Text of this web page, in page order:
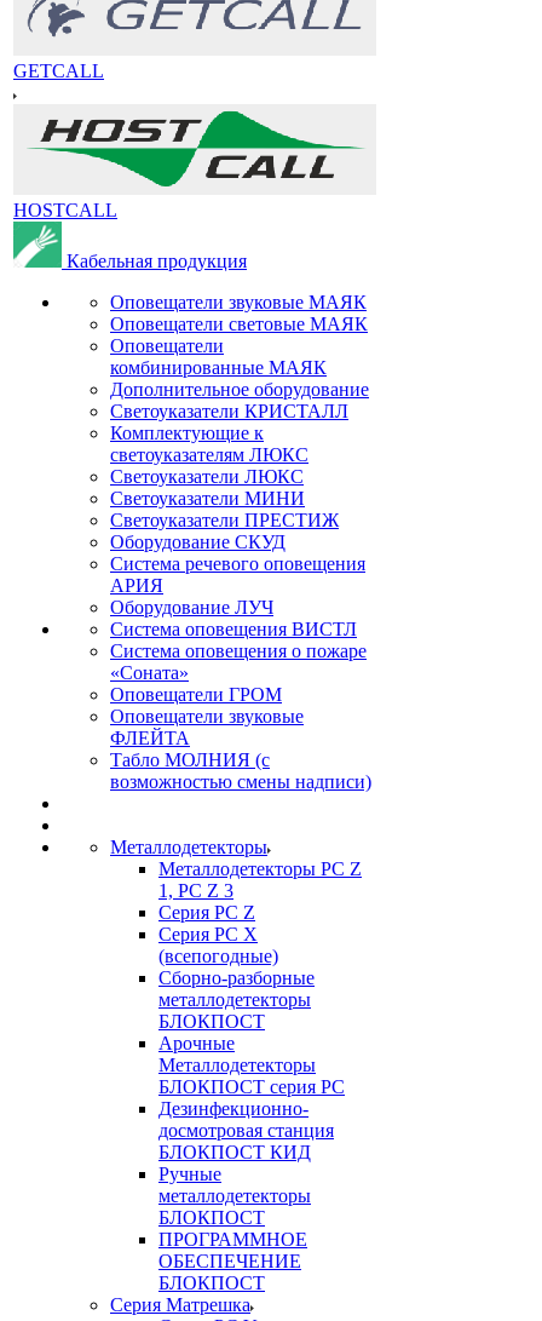
GETCALL
HOSTCALL
Кабельная продукция
Оповещатели звуковые МАЯК
Оповещатели световые МАЯК
Оповещатели
комбинированные МАЯК
Дополнительное оборудование
Светоуказатели КРИСТАЛЛ
Комплектующие к
светоуказателям ЛЮКС
Светоуказатели ЛЮКС
Светоуказатели МИНИ
Светоуказатели ПРЕСТИЖ
Оборудование СКУД
Система речевого оповещения
АРИЯ
Оборудование ЛУЧ
Система оповещения ВИСТЛ
Система оповещения о пожаре
«Соната»
Оповещатели ГРОМ
Оповещатели звуковые
ФЛЕЙТА
Табло МОЛНИЯ (с
возможностью смены надписи)
Металлодетекторы
Металлодетекторы РС Z
1, PC Z 3
Серия РС Z
Серия РС X
(всепогодные)
Сборно-разборные
металлодетекторы
БЛОКПОСТ
Арочные
Металлодетекторы
БЛОКПОСТ серия РС
Дезинфекционно-
досмотровая станция
БЛОКПОСТ КИД
Ручные
металлодетекторы
БЛОКПОСТ
ПРОГРАММНОЕ
ОБЕСПЕЧЕНИЕ
БЛОКПОСТ
Серия Матрешка